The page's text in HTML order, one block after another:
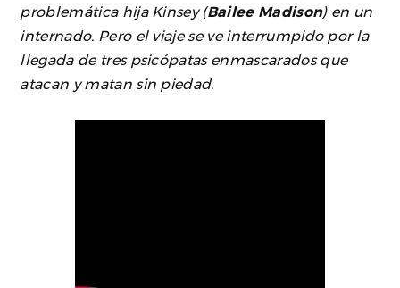
problemática hija Kinsey (Bailee Madison) en un
internado. Pero el viaje se ve interrumpido por la
llegada de tres psicópatas enmascarados que
atacan y matan sin piedad.